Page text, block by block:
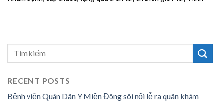
RECENT POSTS
Bệnh viện Quân Dân Y Miền Đông sôi nổi lễ ra quân khám